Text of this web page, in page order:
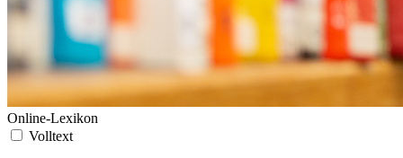
Online-Lexikon
Volltext